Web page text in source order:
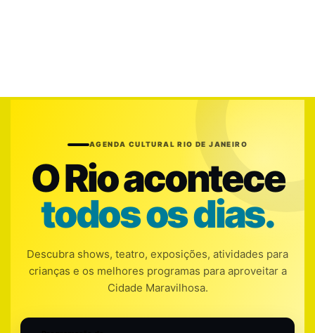
AGENDA CULTURAL RIO DE JANEIRO
O Rio acontece
todos os dias.
Descubra shows, teatro, exposições, atividades para
crianças e os melhores programas para aproveitar a
Cidade Maravilhosa.